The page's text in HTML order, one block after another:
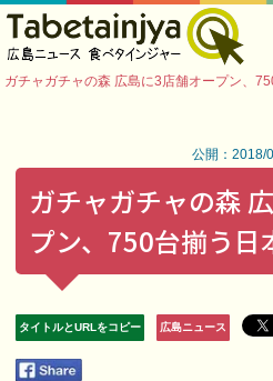
ガチャガチャの森 広島に3店舗オープン、
公開：2018/
ガチャガチャの森
プン、750台揃う日
タイトルとURLをコピー 広島ニュース